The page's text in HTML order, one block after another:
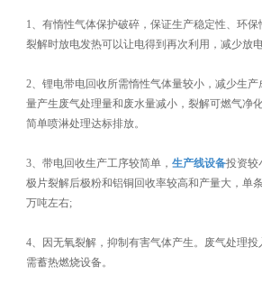
1、有惰性气体保护破碎，保证生产稳定性、环
裂解时放电发热可以让电得到再次利用，减少放
2、锂电带电回收所需惰性气体量较小，减少生
量产生废气处理量和废水量减小，裂解可燃气净
简单喷淋处理达标排放。
3、带电回收生产工序较简单，生产线设备投资较
极片裂解后极粉和铝铜回收率较高和产量大，单
万吨左右;
4、因无氧裂解，抑制有害气体产生。废气处理
需蓄热燃烧设备。